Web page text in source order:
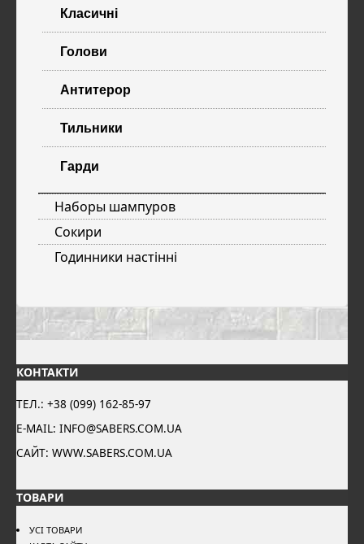
Класичні
Голови
Антитерор
Тильники
Гарди
Наборы шампуров
Сокири
Годинники настінні
КОНТАКТИ
ТЕЛ.: +38 (099) 162-85-97
E-MAIL: INFO@SABERS.COM.UA
САЙТ: WWW.SABERS.COM.UA
ТОВАРИ
УСІ ТОВАРИ